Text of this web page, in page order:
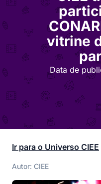
vitrine
Data de
Ir para o Universo CIEE
Autor: CIEE